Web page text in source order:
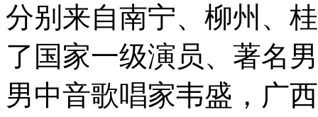
分别来自南宁、柳州、
了国家一级演员、著名
男中音歌唱家韦盛，广